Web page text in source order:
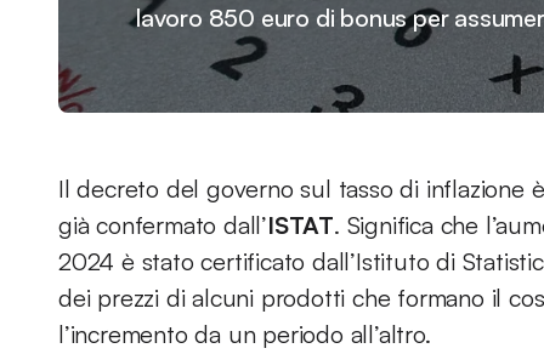
lavoro 850 euro di bonus per
Il decreto del governo sul tasso di inflazione
già confermato dall’ISTAT. Significa che
2024 è stato certificato dall’Istituto di
dei prezzi di alcuni prodotti che formano il
l’incremento da un periodo all’altro.